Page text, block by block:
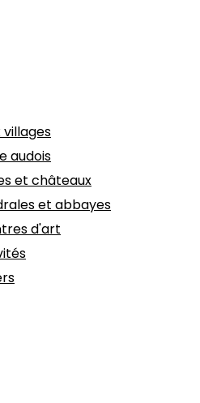
villages
audois
et châteaux
et abbayes
d'art